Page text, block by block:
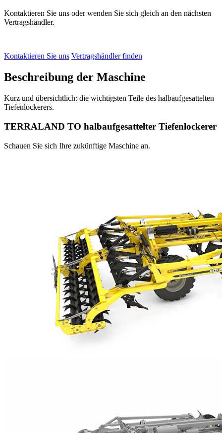
Kontaktieren Sie uns oder wenden Sie sich gleich an den nächsten
Vertragshändler.
Kontaktieren Sie uns Vertragshändler finden
Beschreibung der Maschine
Kurz und übersichtlich: die wichtigsten Teile des halbaufgesattelten
Tiefenlockerers.
TERRALAND TO halbaufgesattelter Tiefenlockerer
Schauen Sie sich Ihre zukünftige Maschine an.